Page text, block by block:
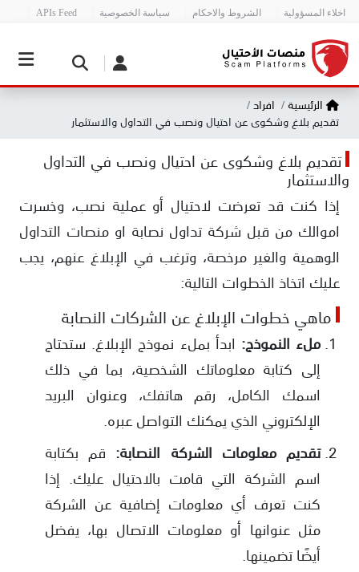
اخلاء المسؤولية الشروط والاحكام سياسة الخصوصية APIs Feed
الرئيسية
افراد
تقديم بلاغ وشكوى عن احتيال ونصب في التداول والاستثمار
تقديم بلاغ وشكوى عن احتيال ونصب في التداول
والاستثمار
إذا كنت قد تعرضت لاحتيال أو عملية نصب، وخسرت
اموالك من قبل شركة تداول نصابة او منصات التداول
الوهمية والغير مرخصة، وترغب في الإبلاغ عنهم، يجب
عليك اتخاذ الخطوات التالية:
ماهي خطوات الإبلاغ عن الشركات النصابة
ملء النموذج: ابدأ بملء نموذج الإبلاغ. ستحتاج
إلى كتابة معلوماتك الشخصية، بما في ذلك
اسمك الكامل، رقم هاتفك، وعنوان البريد
الإلكتروني الذي يمكنك التواصل عبره.
تقديم معلومات الشركة النصابة: قم بكتابة
اسم الشركة التي قامت بالاحتيال عليك. إذا
كنت تعرف أي معلومات إضافية عن الشركة
مثل عنوانها أو معلومات الاتصال بها، يفضل
أيضًا تضمينها.